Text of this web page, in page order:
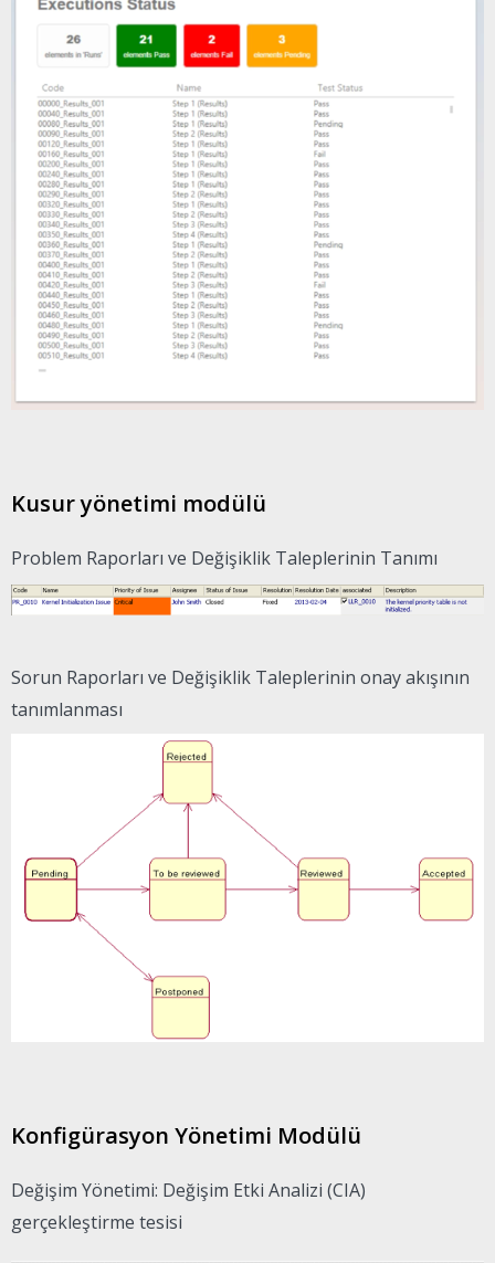
Kusur yönetimi modülü
Problem Raporları ve Değişiklik Taleplerinin Tanımı
Sorun Raporları ve Değişiklik Taleplerinin onay akışının
tanımlanması
Konfigürasyon Yönetimi Modülü
Değişim Yönetimi: Değişim Etki Analizi (CIA)
gerçekleştirme tesisi